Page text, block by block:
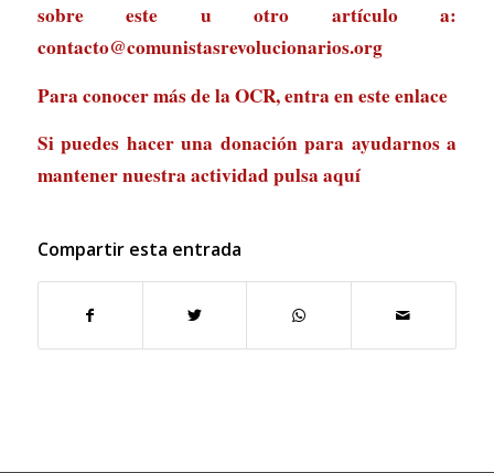
sobre este u otro artículo a:
contacto@comunistasrevolucionarios.org
Para conocer más de la OCR, entra eneste enlace
Si puedes hacer una donación para ayudarnos a
mantener nuestra actividad pulsa aquí
Compartir esta entrada